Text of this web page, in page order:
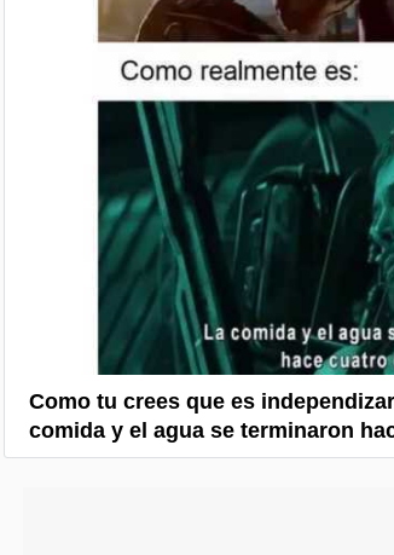
Como tu crees que es
comida y el agua se terminaron